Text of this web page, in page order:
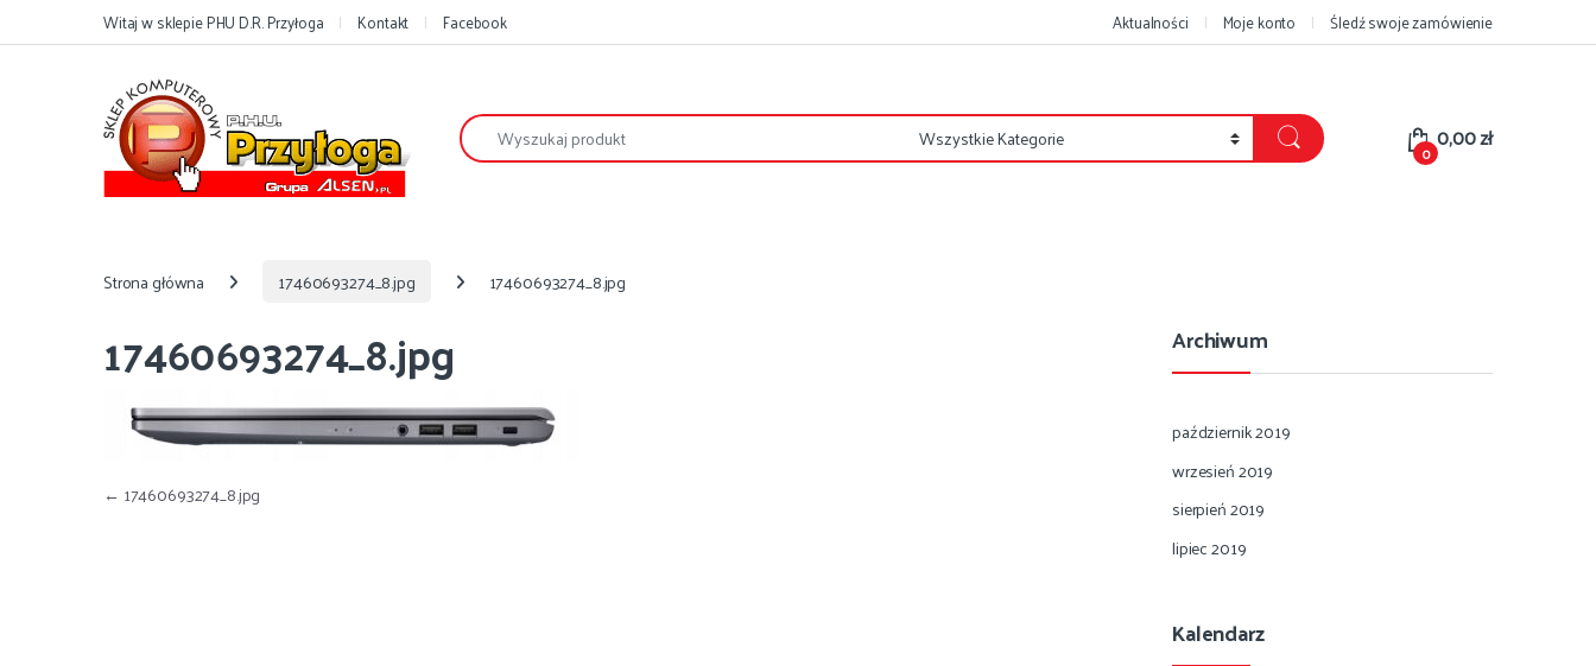
Przejdź do nawigacji
Przejdź do treściWitaj w sklepie PHU D.R. Przyłoga Kontakt Facebook Aktualności Moje konto Śledź swoje zamówienie
Szukaj:
0 0,00zł
Strona główna 17460693274_8.jpg 17460693274_8.jpg
17460693274_8.jpg
Nawigacja wpisu
← 17460693274_8.jpg
Archiwum
październik 2019
wrzesień 2019
sierpień 2019
lipiec 2019
Kalendarz